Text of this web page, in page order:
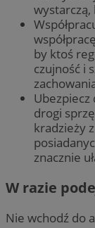
wystarczą,
by ktoś
czujność i
Ubezpiecz
drogi
kradzieży
znacznie
W razie
Nie wchodź do